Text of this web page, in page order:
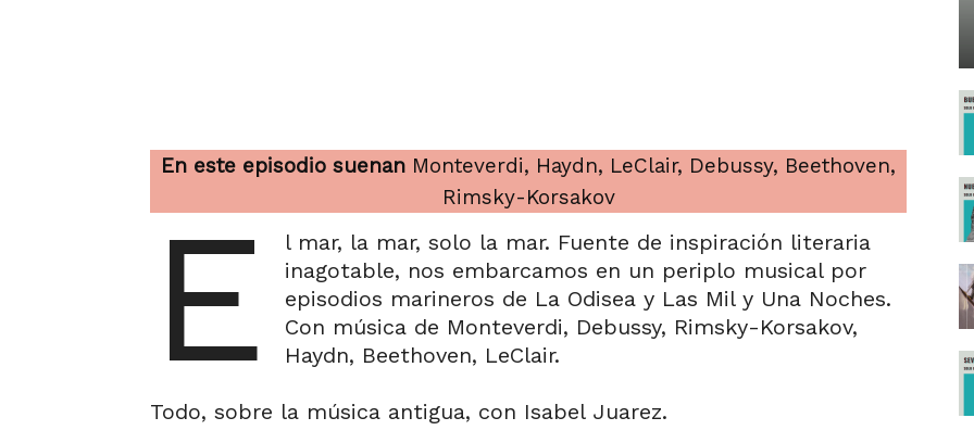
En este episodio suenan Monteverdi, Haydn, LeClair, Debussy, Beethoven,
Rimsky-Korsakov
E
l mar, la mar, solo la mar. Fuente de inspiración literaria
inagotable, nos embarcamos en un periplo musical por
episodios marineros de La Odisea y Las Mil y Una Noches.
Con música de Monteverdi, Debussy, Rimsky-Korsakov,
Haydn, Beethoven, LeClair.
Todo, sobre la música antigua, con Isabel Juarez.